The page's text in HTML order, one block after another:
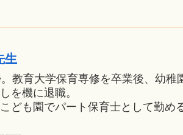
生
教育大学保育専修を卒業後、幼稚
を機に退職。
ども園でパート保育士として勤める